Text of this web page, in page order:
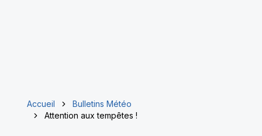
Accueil
Bulletins Météo
Attention aux tempêtes !